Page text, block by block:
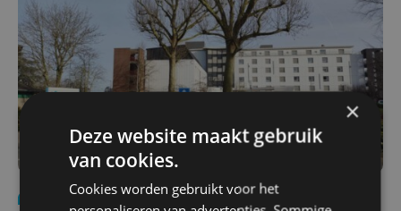
Nieuws wo 5 augustus | 11:57
×
Deze website maakt gebruik
van cookies.
Cookies worden gebruikt voor het